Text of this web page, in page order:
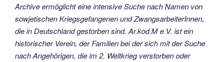
Archive ermöglicht eine intensive Suche nach Namen von
sowjetischen Kriegsgefangenen und ZwangsarbeiterInnen,
die in Deutschland gestorben sind. Ar.kod.M e.V. ist ein
historischer Verein, der Familien bei der sich mit der Suche
nach Angehörigen, die im 2. Weltkrieg verstorben oder